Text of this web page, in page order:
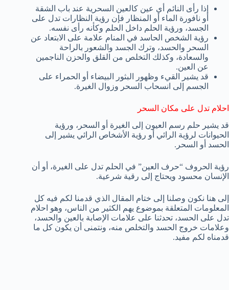
إذا رأى النائم أي عين كالعين السحرية عند باب الشقة
أو نافورة الماء أو المنظار فإن رؤية النظارات تدل على
الجسد، ورؤية الحلم داخل الحلم وكأنه رأى نفسه.
رؤية الشخص الحاسد في المنام علامة على الابتعاد عن
السحر والحسد، وترك الجسد والشعور بالراحة
والسعادة، وكذلك التخلص من القلق والحزن الناجمين
عن العين.
قد يشير القيء وظهور البثور البيضاء أو الحمراء على
الجسم إلى انسحاب السحر وزوال الغيرة.
احلام تدل على مكان السحر
قد يشير حلم رسم العيون إلى الغيرة أو السحر، ورؤية
الحيوانات لرؤية الرائي أو رؤية الأشخاص الرائي يشير إلى
الحسد أو السحر.
رؤية الحروف “حرف العين” في الحلم تدل على الغيرة، أو أن
الإنسان محسود ويحتاج إلى رقية شرعية.
إلى هنا نكون وصلنا إلى ختام المقال الذي قدمنا لكم فيه كل
المعلومات المتعلقة بموضوع يهم الكثير من الناس، وهو احلام
تدل على الحسد، تحدثنا على علامات الإصابة بالعين والحسد،
وعلامات خروج الحسد والتخلص منه، ونتمنى أن يكون كل ما
قدمناه لكم مفيد.